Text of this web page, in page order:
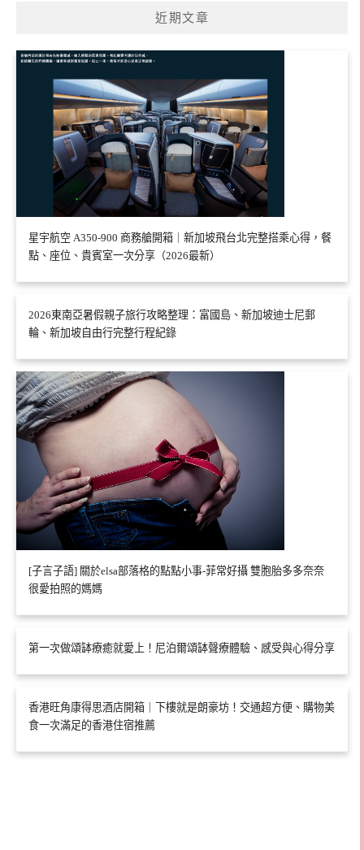
近期文章
星宇航空 A350-900 商務艙開箱｜新加坡飛台北完整搭乘心得，餐
點、座位、貴賓室一次分享（2026最新）
2026東南亞暑假親子旅行攻略整理：富國島、新加坡迪士尼郵
輪、新加坡自由行完整行程紀錄
[子言子語] 關於elsa部落格的點點小事-菲常好攝 雙胞胎多多奈奈
很愛拍照的媽媽
第一次做頌缽療癒就愛上！尼泊爾頌缽聲療體驗、感受與心得分享
香港旺角康得思酒店開箱｜下樓就是朗豪坊！交通超方便、購物美
食一次滿足的香港住宿推薦